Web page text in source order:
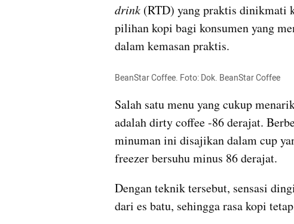
drink (RTD) yang praktis dinikmati
pilihan kopi bagi konsumen yang
dalam kemasan praktis.
BeanStar Coffee. Foto: Dok. BeanStar Coffee
Salah satu menu yang cukup
adalah dirty coffee -86 derajat.
minuman ini disajikan dalam cup
freezer bersuhu minus 86 derajat.
Dengan teknik tersebut, sensasi
dari es batu, sehingga rasa kopi